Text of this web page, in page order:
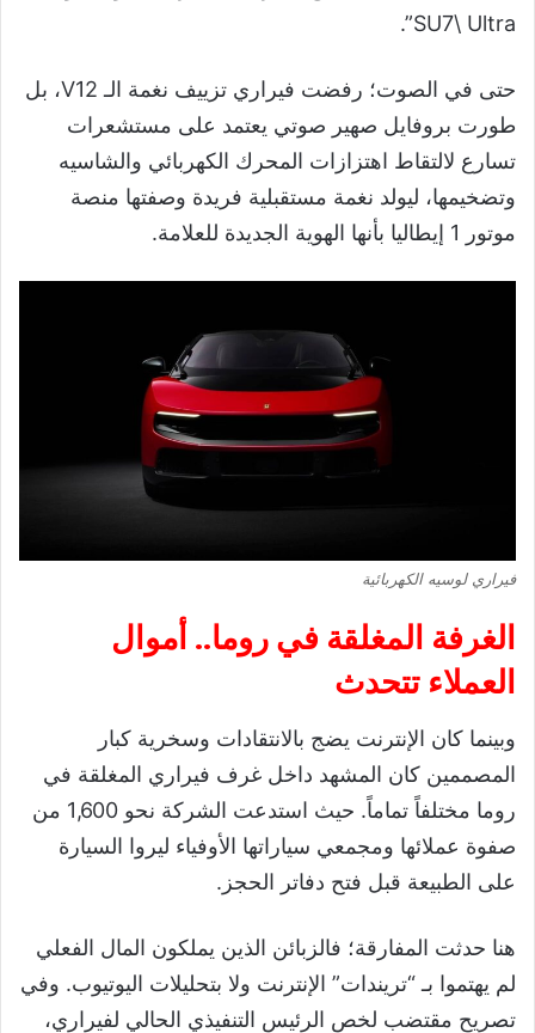
SU7\ Ultra”.
حتى في الصوت؛ رفضت فيراري تزييف نغمة الـ V12، بل
طورت بروفايل صهير صوتي يعتمد على مستشعرات
تسارع لالتقاط اهتزازات المحرك الكهربائي والشاسيه
وتضخيمها، ليولد نغمة مستقبلية فريدة وصفتها منصة
موتور 1 إيطاليا بأنها الهوية الجديدة للعلامة.
فيراري لوسيه الكهربائية
​الغرفة المغلقة في روما.. أموال
العملاء تتحدث
​وبينما كان الإنترنت يضج بالانتقادات وسخرية كبار
المصممين كان المشهد داخل غرف فيراري المغلقة في
روما مختلفاً تماماً. حيث استدعت الشركة نحو 1,600 من
صفوة عملائها ومجمعي سياراتها الأوفياء ليروا السيارة
على الطبيعة قبل فتح دفاتر الحجز.
هنا حدثت المفارقة؛ فالزبائن الذين يملكون المال الفعلي
لم يهتموا بـ “تريندات” الإنترنت ولا بتحليلات اليوتيوب. وفي
تصريح مقتضب لخص الرئيس التنفيذي الحالي لفيراري،